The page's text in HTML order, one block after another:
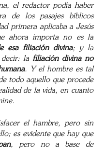
el redactor podía haber
de los pasajes bíblicos
primera aplicaba a Jesús
ahora importa no es la
esa filiación divina; y la
decir: la filiación divina no
. Y el hombre es tal
todo aquello que procede
de la vida, en cuanto
el hambre, pero sin
es evidente que hay que
, pero no a base de